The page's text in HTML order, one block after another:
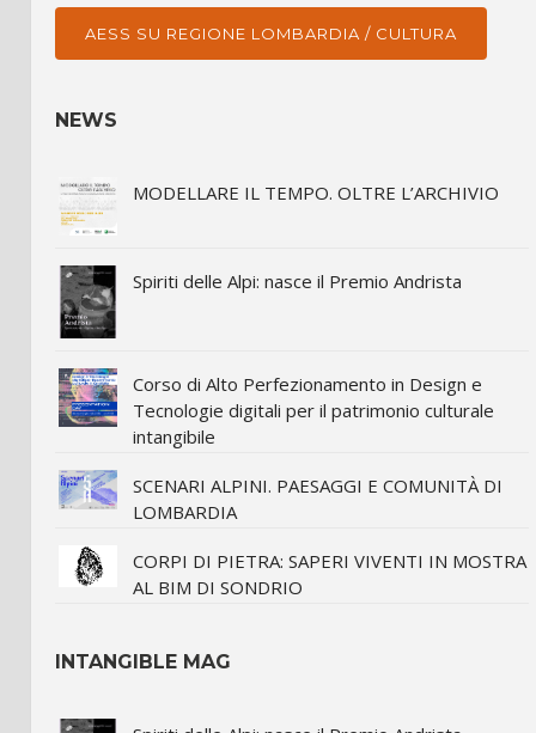
AESS SU REGIONE LOMBARDIA / CULTURA
NEWS
MODELLARE IL TEMPO. OLTRE L’ARCHIVIO
Spiriti delle Alpi: nasce il Premio Andrista
Corso di Alto Perfezionamento in Design e
Tecnologie digitali per il patrimonio culturale
intangibile
SCENARI ALPINI. PAESAGGI E COMUNITÀ DI
LOMBARDIA
CORPI DI PIETRA: SAPERI VIVENTI IN MOSTRA
AL BIM DI SONDRIO
INTANGIBLE MAG